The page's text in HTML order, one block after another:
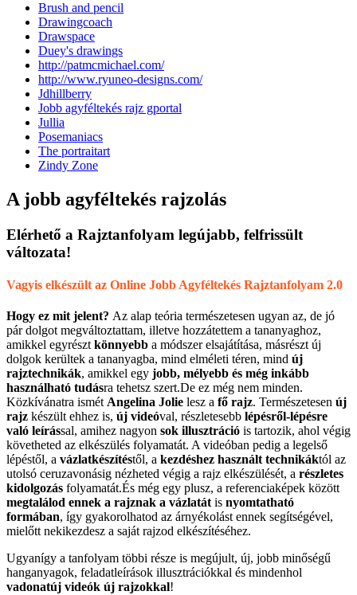
Brush and pencil
Drawingcoach
Drawspace
Duey's drawings
http://patmcmichael.com/
http://www.ryuneo-designs.com/
Jdhillberry
Jobb agyféltekés rajz gportal
Jullia
Posemaniacs
The portraitart
Zindy Zone
A jobb agyféltekés rajzolás
Elérhető a Rajztanfolyam legújabb, felfrissült
változata!
Vagyis elkészült az Online Jobb Agyféltekés Rajztanfolyam 2.0
Hogy ez mit jelent? Az alap teória természetesen ugyan az, de jó
pár dolgot megváltoztattam, illetve hozzátettem a tananyaghoz,
amikkel egyrészt könnyebb a módszer elsajátítása, másrészt új
dolgok kerültek a tananyagba, mind elméleti téren, mind új
rajztechnikák, amikkel egy jobb, mélyebb és még inkább
használható tudásra tehetsz szert.De ez még nem minden.
Közkívánatra ismét Angelina Jolie lesz a fő rajz. Természetesen új
rajz készült ehhez is, új videóval, részletesebb lépésről-lépésre
való leírással, amihez nagyon sok illusztráció is tartozik, ahol végig
követheted az elkészülés folyamatát. A videóban pedig a legelső
lépéstől, a vázlatkészítéstől, a kezdéshez használt technikáktól az
utolsó ceruzavonásig nézheted végig a rajz elkészülését, a részletes
kidolgozás folyamatát.És még egy plusz, a referenciaképek között
megtalálod ennek a rajznak a vázlatát is nyomtatható
formában, így gyakorolhatod az árnyékolást ennek segítségével,
mielőtt nekikezdesz a saját rajzod elkészítéséhez.
Ugyanígy a tanfolyam többi része is megújult, új, jobb minőségű
hanganyagok, feladatleírások illusztrációkkal és mindenhol
vadonatúj videók új rajzokkal!